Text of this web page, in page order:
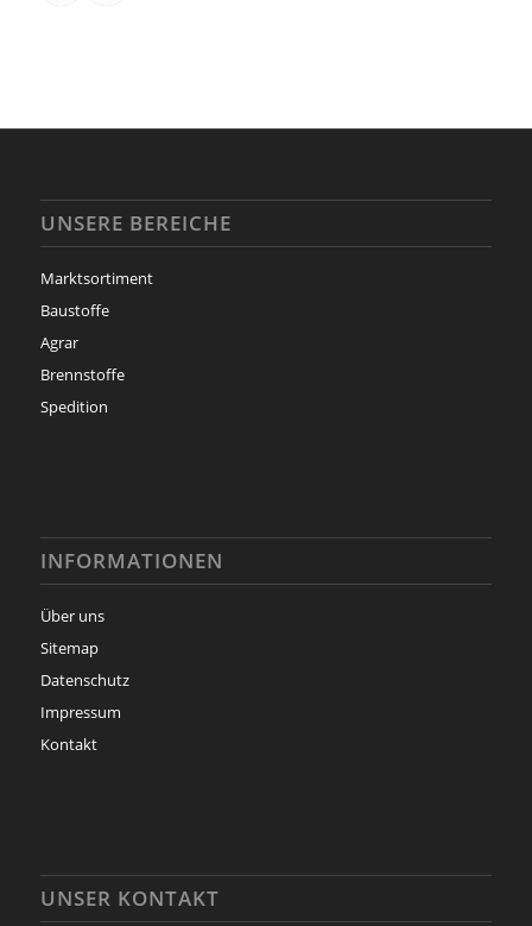
UNSERE BEREICHE
Marktsortiment
Baustoffe
Agrar
Brennstoffe
Spedition
INFORMATIONEN
Über uns
Sitemap
Datenschutz
Impressum
Kontakt
UNSER KONTAKT